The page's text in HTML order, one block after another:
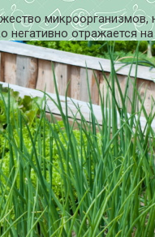
негативно отражается